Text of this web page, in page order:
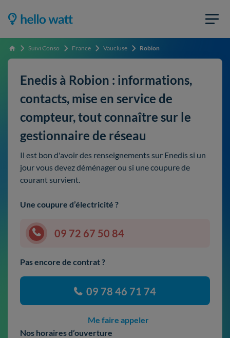
Accueil Suivi Conso France Vaucluse Robion
Enedis à Robion : informations,
contacts, mise en service de
compteur, tout connaître sur le
gestionnaire de réseau
Il est bon d'avoir des renseignements sur Enedis si un
jour vous devez déménager ou si une coupure de
courant survient.
Une coupure d’électricité ?
09 72 67 50 84
Pas encore de contrat ?
09 78 46 71 74
Me faire appeler
Nos horaires d’ouverture